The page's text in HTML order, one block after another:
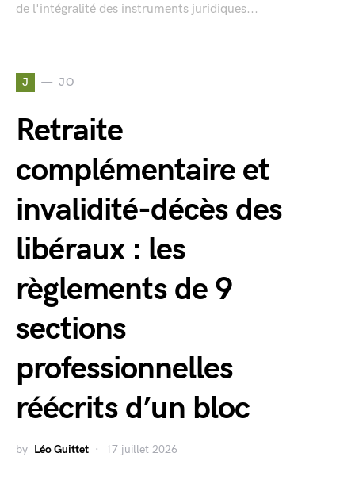
de l'intégralité des instruments juridiques...
J JO
Retraite
complémentaire et
invalidité-décès des
libéraux : les
règlements de 9
sections
professionnelles
réécrits d’un bloc
by Léo Guittet 17 juillet 2026